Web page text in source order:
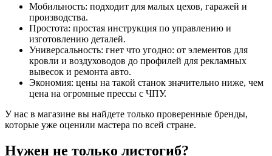
Мобильность: подходит для малых цехов, гаражей и
производства.
Простота: простая инструкция по управлению и
изготовлению деталей.
Универсальность: гнет что угодно: от элементов для
кровли и воздуховодов до профилей для рекламных
вывесок и ремонта авто.
Экономия: цены на такой станок значительно ниже, чем
цена на огромные прессы с ЧПУ.
У нас в магазине вы найдете только проверенные бренды,
которые уже оценили мастера по всей стране.
Нужен не только листогиб?